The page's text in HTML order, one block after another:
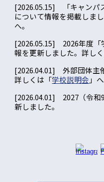
[2026.05.15] 「キャンパ
について情報を掲載しま
へ。
[2026.05.15] 2026年度「
報を更新しました。詳し
[2026.04.01] 外部団体主
詳しくは「学校説明会 」へ
[2026.04.01] 2027（令和
新しました。